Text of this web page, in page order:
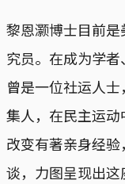
黎恩灏博士目前
究员。在成为学
曾是一位社运人
集人，在民主运
改变有著亲身经
谈，力图呈现出这